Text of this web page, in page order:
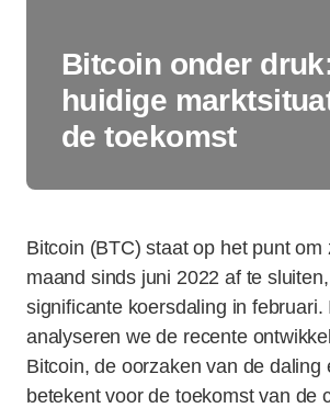
Bitcoin onder
huidige
de toekomst
Bitcoin (BTC) staat op het punt om
maand sinds juni 2022 af te
significante koersdaling in februari.
analyseren we de recente
Bitcoin, de oorzaken van de daling
betekent voor de toekomst van de